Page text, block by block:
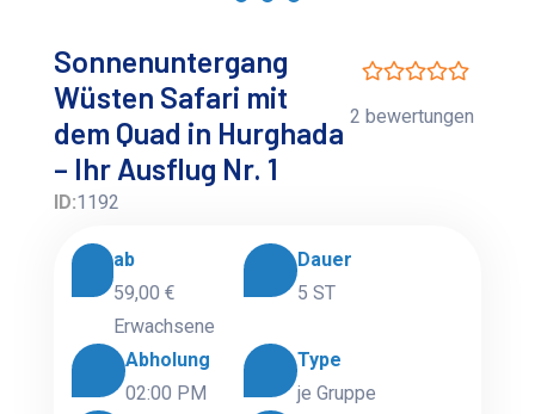
Sonnenuntergang
Wüsten Safari mit
dem Quad in Hurghada
– Ihr Ausflug Nr. 1
ID:1192
2 bewertungen
ab
59,00 €
Erwachsene
Dauer
5 ST
Abholung
02:00 PM
Type
je Gruppe